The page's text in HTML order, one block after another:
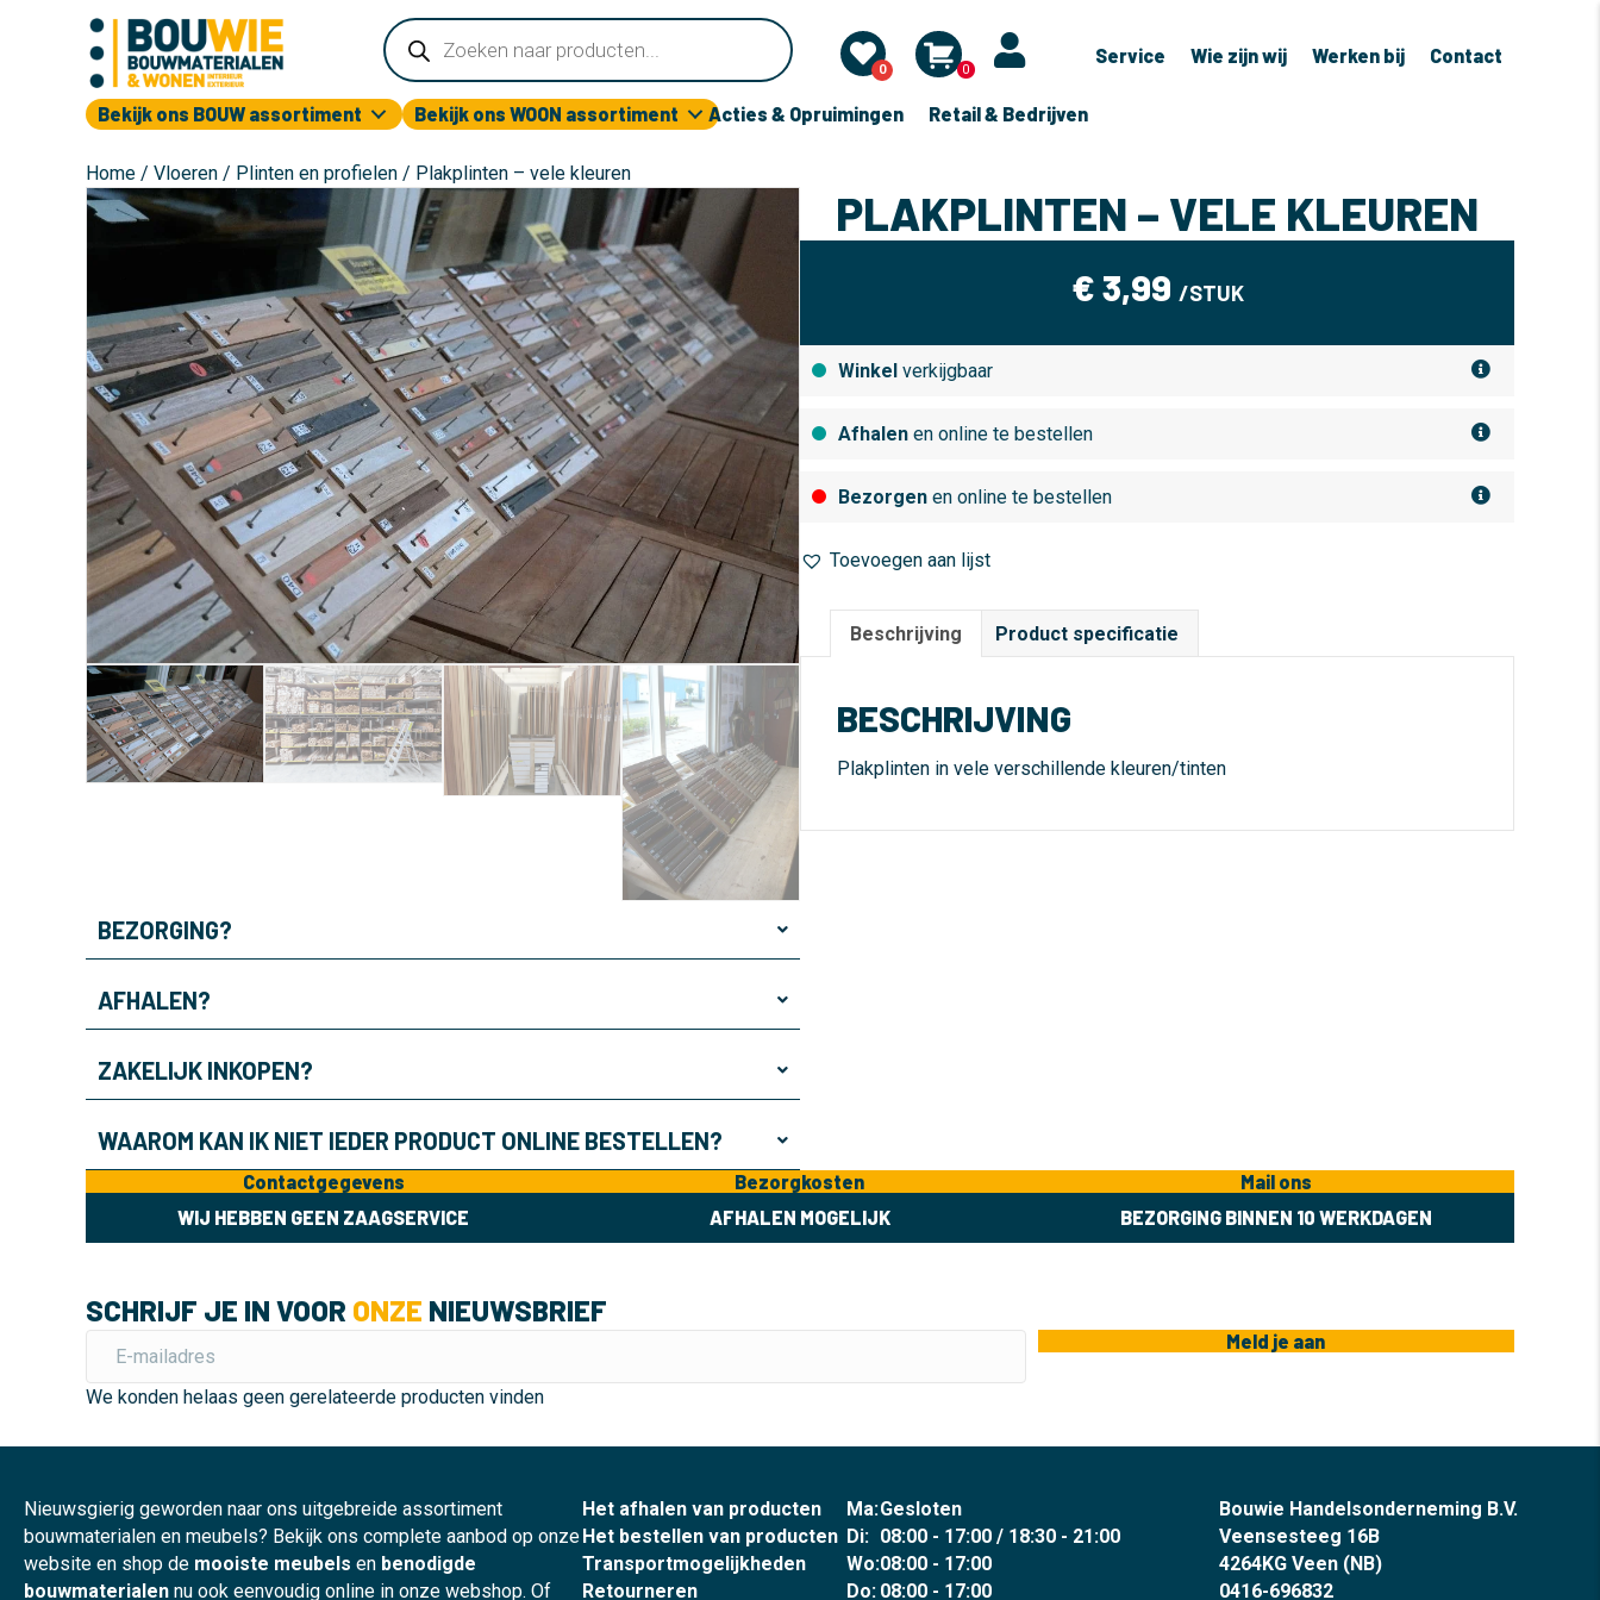
Producten
zoeken
0 0
Service Wie zijn wij Werken bij Contact
Bekijk ons BOUW assortiment Bekijk ons WOON assortiment Acties & Opruimingen Retail & Bedrijven
Home / Vloeren / Plinten en profielen / Plakplinten – vele kleuren
BEZORGING?
AFHALEN?
ZAKELIJK INKOPEN?
WAAROM KAN IK NIET IEDER PRODUCT ONLINE BESTELLEN?
PLAKPLINTEN – VELE KLEUREN
€3,99 /STUK
Winkel verkijgbaar
Afhalen en online te bestellen
Bezorgen en online te bestellen
Toevoegen aan lijst
Beschrijving Product specificatie
BESCHRIJVING
Plakplinten in vele verschillende kleuren/tinten
Contactgegevens
WIJ HEBBEN GEEN ZAAGSERVICE
Bezorgkosten
AFHALEN MOGELIJK
Mail ons
BEZORGING BINNEN 10 WERKDAGEN
SCHRIJF JE IN VOOR ONZE NIEUWSBRIEF
Meld je aan
We konden helaas geen gerelateerde producten vinden
Nieuwsgierig geworden naar ons uitgebreide assortiment
bouwmaterialen en meubels? Bekijk ons complete aanbod op onze
website en shop de mooiste meubels en benodigde
bouwmaterialen nu ook eenvoudig online in onze webshop. Of
Het afhalen van producten
Het bestellen van producten
Transportmogelijkheden
Retourneren
Ma:Gesloten
Di: 08:00 - 17:00 / 18:30 - 21:00
Wo:08:00 - 17:00
Do: 08:00 - 17:00
Bouwie Handelsonderneming B.V.
Veensesteeg 16B
4264KG Veen (NB)
0416-696832